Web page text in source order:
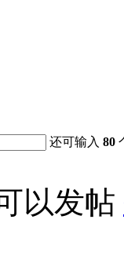
还可输入80
以发帖